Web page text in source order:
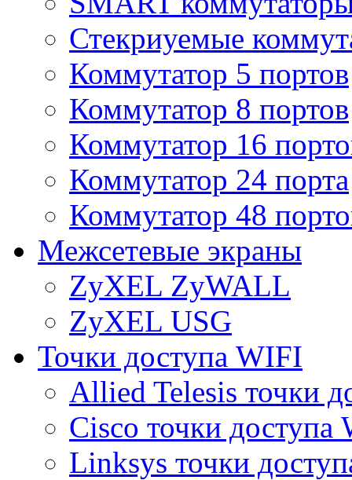
Стекриуемые
Коммутатор 5 портов
Коммутатор 8 портов
Коммутатор 16
Коммутатор 24 порта
Коммутатор 48
Межсетевые экраны
ZyXEL ZyWALL
ZyXEL USG
Точки доступа WIFI
Allied Telesis точки
Cisco точки доступа
Linksys точки